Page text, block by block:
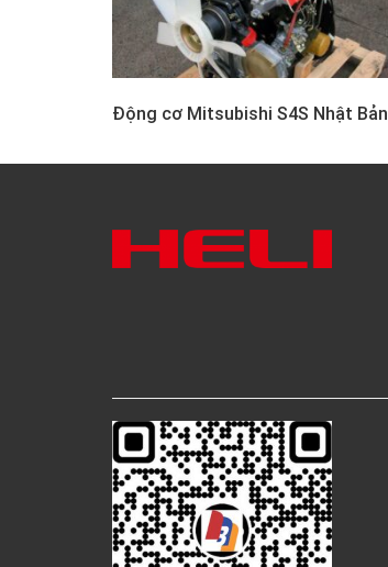
Động cơ Mitsubishi S4S Nhật Bản